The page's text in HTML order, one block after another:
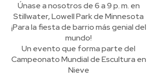
Únase a nosotros de 6 a 9 p. m. en
Stillwater, Lowell Park de Minnesota
¡Para la fiesta de barrio más genial del
mundo!
Un evento que forma parte del
Campeonato Mundial de Escultura en
Nieve